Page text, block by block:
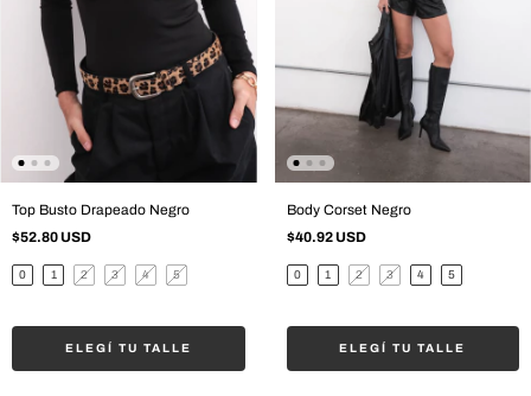
Top Busto Drapeado Negro
$52.80 USD
0 1 2 3 4 5
ELEGÍ TU TALLE
Body Corset Negro
$40.92 USD
0 1 2 3 4 5
ELEGÍ TU TALLE